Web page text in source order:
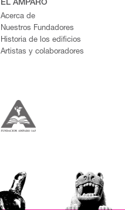
EL AMPARO
Acerca de
Nuestros Fundadores
Historia de los edificios
Artistas y colaboradores